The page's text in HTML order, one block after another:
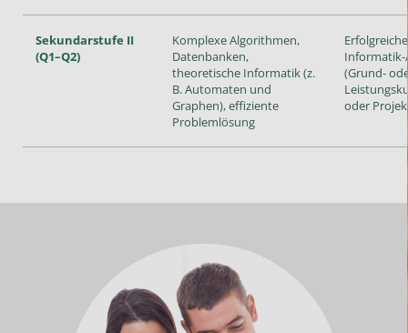
Sekundarstufe II
(Q1–Q2)
Komplexe Algorithmen,
Datenbanken,
theoretische Informatik (z.
B. Automaten und
Graphen), effiziente
Problemlösung
(Grund-
oder